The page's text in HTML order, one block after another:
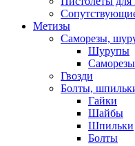
Метизы
Саморезы,
Шурупы
Саморезы
Гвозди
Болты,
Гайки
Шайбы
Шпильки
Болты